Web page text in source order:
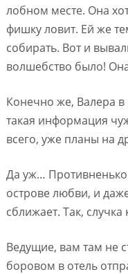
лобном месте. Она
фишку ловит. Ей же
собирать. Вот и
волшебство было!
Конечно же, Валера в
такая информация
всего, уже планы на
Да уж…
острове любви, и
сближает. Так,
Ведущие, вам там не
боровом в отель